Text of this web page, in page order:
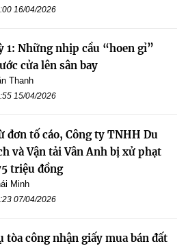
16/04/2026
1: Những nhịp cầu “hoen gỉ”
cửa lên sân bay
Thanh
15/04/2026
đơn tố cáo, Công ty TNHH Du
và Vận tải Vân Anh bị xử phạt
triệu đồng
Minh
07/04/2026
tòa công nhận giấy mua bán đất